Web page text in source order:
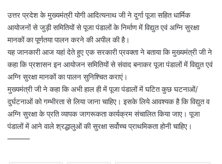
उत्तर प्रदेश के मुख्यमंत्री योगी आदित्यनाथ जी ने दुर्गा पूजा सहित धार्मिक
आयोजनों से जुड़ी समितियों से पूजा पंडालों के निर्माण में विद्युत एवं अग्नि सुरक्षा
मानकों का पूर्णतया पालन करने की अपील की है।
यह जानकारी आज यहां देते हुए एक सरकारी प्रवक्ता ने बताया कि मुख्यमंत्री जी ने
कहा कि प्रशासन इन आयोजन समितियों से संवाद बनाकर पूजा पंडालों में विद्युत एवं
अग्नि सुरक्षा मानकों का पालन सुनिश्चित कराएं।
मुख्यमंत्री जी ने कहा कि अभी हाल ही में पूजा पंडालों में घटित कुछ घटनाओं/
दुर्घटनाओं को गम्भीरता से लिया जाना चाहिए। इसके लिये आवश्यक है कि विद्युत व
अग्नि सुरक्षा के प्रति व्यापक जागरूकता कार्यक्रम संचालित किया जाए। पूजा
पंडालों में आने वाले श्रद्धालुओं की सुरक्षा सर्वोच्च प्राथमिकता होनी चाहिए।
———